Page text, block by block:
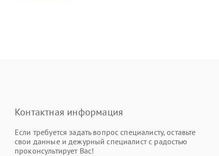
Контактная информация
Если требуется задать вопрос специалисту, оставьте
свои данные и дежурный специалист с радостью
проконсультирует Вас!